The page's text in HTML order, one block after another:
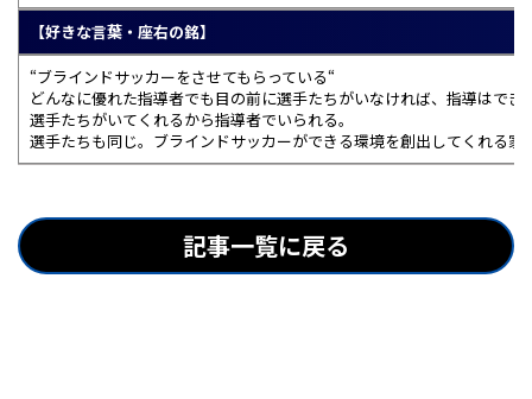
【好きな言葉・座右の銘】
“ブラインドサッカーをさせてもらっている“
どんなに優れた指導者でも目の前に選手たちがいなければ、指導はでき
選手たちがいてくれるから指導者でいられる。
選手たちも同じ。ブラインドサッカーができる環境を創出してくれる
記事一覧に戻る